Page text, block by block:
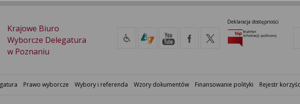
Krajowe Biuro
Wyborcze Delegatura
w Poznaniu
Deklaracja dostępności
Prawo wyborcze Wybory i referenda Wzory dokumentów Finansowanie polityki Rejestr